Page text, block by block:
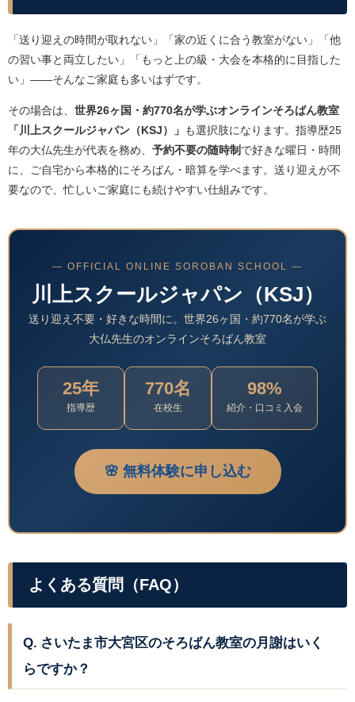
「送り迎えの時間が取れない」「家の近くに合う教室がない」「他
の習い事と両立したい」「もっと上の級・大会を本格的に目指した
い」——そんなご家庭も多いはずです。
その場合は、 世界26ヶ国・約770名が学ぶオンラインそろばん教室
「川上スクールジャパン（KSJ）」
も選択肢になります。指導歴25
年の大仏先生が代表を務め、 予約不要の随時制 で好きな曜日・時間
に、ご自宅から本格的にそろばん・暗算を学べます。送り迎えが不
要なので、忙しいご家庭にも続けやすい仕組みです。
— OFFICIAL ONLINE SOROBAN SCHOOL —
川上スクールジャパン（KSJ）
送り迎え不要・好きな時間に。世界26ヶ国・約770名が学ぶ
大仏先生のオンラインそろばん教室
25年
指導歴
770名
在校生
98%
紹介・口コミ入会
🌸 無料体験に申し込む
よくある質問（FAQ）
Q. さいたま市大宮区のそろばん教室の月謝はいく
らですか？